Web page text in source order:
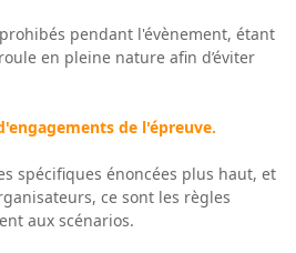
pendant l'évènement, étant
en pleine nature afin d’éviter
de l'épreuve.
spécifiques énoncées plus haut, et
ce sont les règles
aux scénarios.